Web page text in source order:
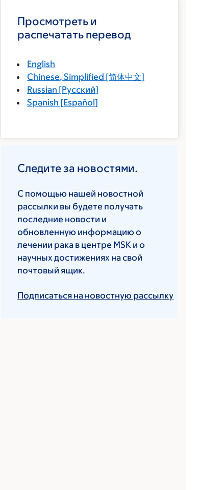
Просмотреть и
распечатать перевод
English
Chinese, Simplified [简体中文]
Russian [Русский]
Spanish [Español]
Следите за новостями.
С помощью нашей новостной
рассылки вы будете получать
последние новости и
обновленную информацию о
лечении рака в центре MSK и о
научных достижениях на свой
почтовый ящик.
Подписаться на новостную рассылку